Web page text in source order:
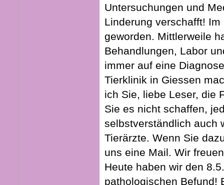
Untersuchungen und
Linderung verschafft!
geworden. Mittlerweile
Behandlungen, Labor
immer auf eine
Tierklinik in Giessen
ich Sie, liebe Leser, die
Sie es nicht schaffen,
selbstverständlich auch
Tierärzte. Wenn Sie
uns eine Mail. Wir
Heute haben wir den
pathologischen Befund!